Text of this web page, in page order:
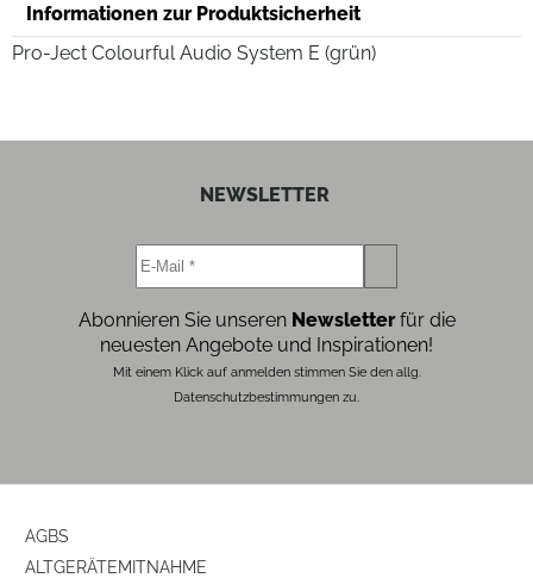
Informationen zur Produktsicherheit
Pro-Ject Colourful Audio System E (grün)
NEWSLETTER
Abonnieren Sie unseren Newsletterfür die
neuesten Angebote und Inspirationen!
Mit einem Klick auf anmelden stimmen Sie den allg.
Datenschutzbestimmungen zu.
AGBS
ALTGERÄTEMITNAHME